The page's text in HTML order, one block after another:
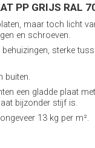
PP GRIJS RAL
maar toch licht
en schroeven.
sterke
buiten.
een gladde plaat
bijzonder stijf is.
13 kg per m².